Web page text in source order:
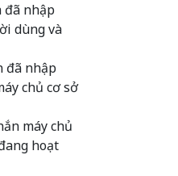
đã nhập
dùng và
đã nhập
chủ cơ sở
máy chủ
hoạt